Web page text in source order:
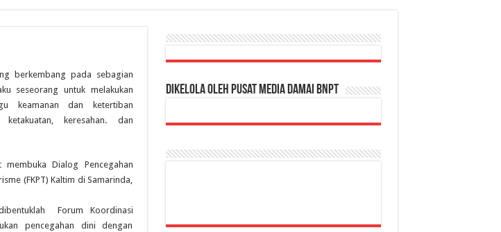
berkembang pada sebagian
seseorang untuk melakukan
keamanan dan ketertiban
keresahan. dan
Dialog Pencegahan
(FKPT) Kaltim di Samarinda,
Forum Koordinasi
pencegahan dini dengan
Dikelola oleh Pusat Media Damai BNPT